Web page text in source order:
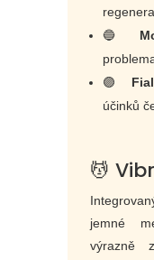
🔵
🟣
účinků
💆
jemné
výrazně